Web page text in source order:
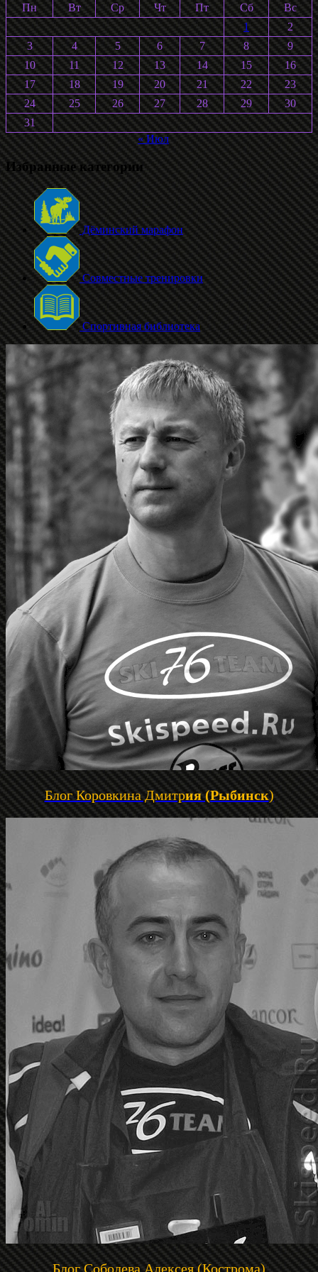
2026
Пн
Вт Ср Чт Пт Сб
Вс
1
2
3
4 5 6 7 8
9
10
11 12 13 14 15
16
17
18 19 20 21 22
23
24
25 26 27 28 29
30
31
« Июл
Избранные категории
Дёминский марафон
Совместные тренировки
Спортивная библиотека
Блог Коровкина Дмитрия (Рыбинск)
Блог Соболева Алексея (Кострома)